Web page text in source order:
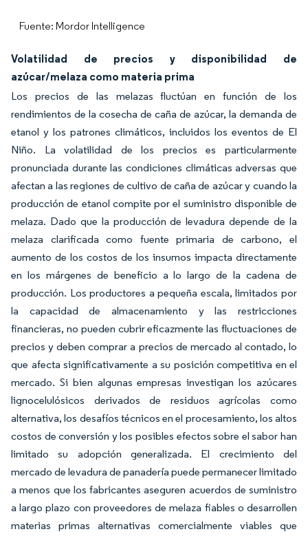
Fuente: Mordor Intelligence
Volatilidad de precios y disponibilidad de
azúcar/melaza como materia prima
Los precios de las melazas fluctúan en función de los
rendimientos de la cosecha de caña de azúcar, la demanda de
etanol y los patrones climáticos, incluidos los eventos de El
Niño. La volatilidad de los precios es particularmente
pronunciada durante las condiciones climáticas adversas que
afectan a las regiones de cultivo de caña de azúcar y cuando la
producción de etanol compite por el suministro disponible de
melaza. Dado que la producción de levadura depende de la
melaza clarificada como fuente primaria de carbono, el
aumento de los costos de los insumos impacta directamente
en los márgenes de beneficio a lo largo de la cadena de
producción. Los productores a pequeña escala, limitados por
la capacidad de almacenamiento y las restricciones
financieras, no pueden cubrir eficazmente las fluctuaciones de
precios y deben comprar a precios de mercado al contado, lo
que afecta significativamente a su posición competitiva en el
mercado. Si bien algunas empresas investigan los azúcares
lignocelulósicos derivados de residuos agrícolas como
alternativa, los desafíos técnicos en el procesamiento, los altos
costos de conversión y los posibles efectos sobre el sabor han
limitado su adopción generalizada. El crecimiento del
mercado de levadura de panadería puede permanecer limitado
a menos que los fabricantes aseguren acuerdos de suministro
a largo plazo con proveedores de melaza fiables o desarrollen
materias primas alternativas comercialmente viables que